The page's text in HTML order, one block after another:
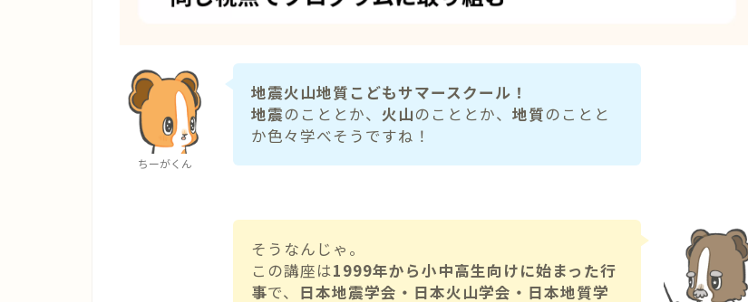
ちーがくん
地震火山地質こどもサマースクール！
地震のこととか、火山のこととか、地質のことと
か色々学べそうですね！
そうなんじゃ。
この講座は1999年から小中高生向けに始まった行
事で、 日本地震学会・日本火山学会・日本地質学